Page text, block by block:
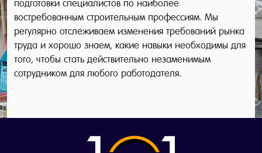
подготовки специалистов по наиболее
востребованным строительным профессиям. Мы
регулярно отслеживаем изменения требований рынка
труда и хорошо знаем, какие навыки необходимы для
того, чтобы стать действительно незаменимым
сотрудником для любого работодателя.